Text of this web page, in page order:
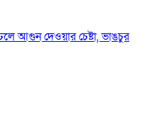
আগুন দেওয়ার চেষ্টা, ভাঙচুর